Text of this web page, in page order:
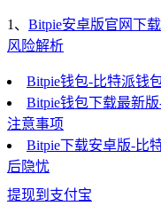
1、 Bitpie安卓版官网下
风险解析
Bitpie钱包-比特派钱
Bitpie钱包下载最新
注意事项
Bitpie下载安卓版-比
后隐忧
提现到支付宝